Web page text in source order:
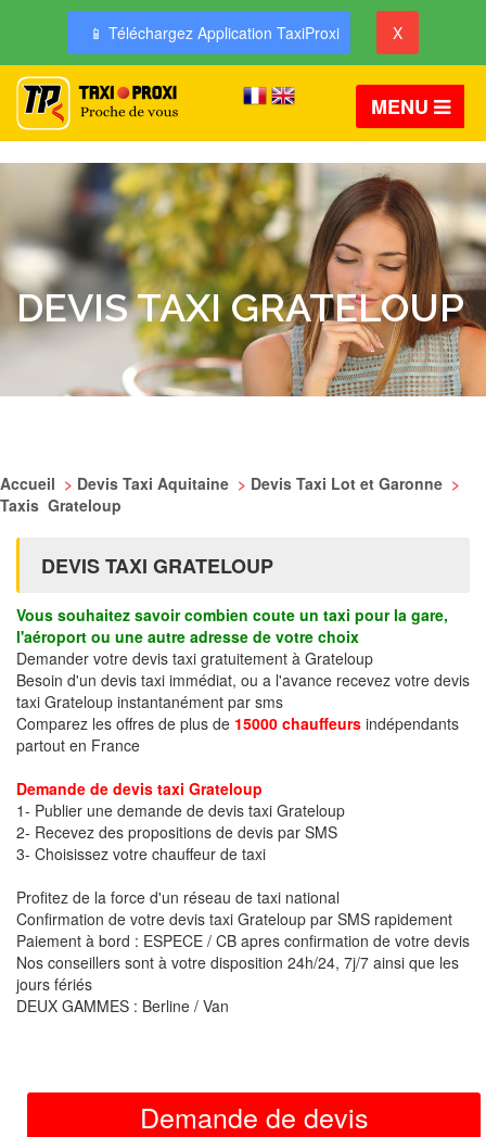
📱 Téléchargez Application TaxiProxi X
MENU
DEVIS TAXI GRATELOUP
Accueil > Devis Taxi Aquitaine > Devis Taxi Lot et Garonne >
Taxis Grateloup
DEVIS TAXI GRATELOUP
Vous souhaitez savoir combien coute un taxi pour la gare,
l'aéroport ou une autre adresse de votre choix
Demander votre devis taxi gratuitement à Grateloup
Besoin d'un devis taxi immédiat, ou a l'avance recevez votre devis
taxi Grateloup instantanément par sms
Comparez les offres de plus de 15000 chauffeurs indépendants
partout en France
Demande de devis taxi Grateloup
1- Publier une demande de devis taxi Grateloup
2- Recevez des propositions de devis par SMS
3- Choisissez votre chauffeur de taxi
Profitez de la force d'un réseau de taxi national
Confirmation de votre devis taxi Grateloup par SMS rapidement
Paiement à bord : ESPECE / CB apres confirmation de votre devis
Nos conseillers sont à votre disposition 24h/24, 7j/7 ainsi que les
jours fériés
DEUX GAMMES : Berline / Van
Demande de devis